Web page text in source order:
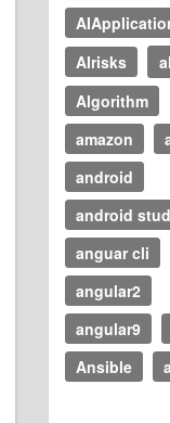
AIrisks
Algorithm
amazon
android
android
anguar cli
angular2
angular9
Ansible